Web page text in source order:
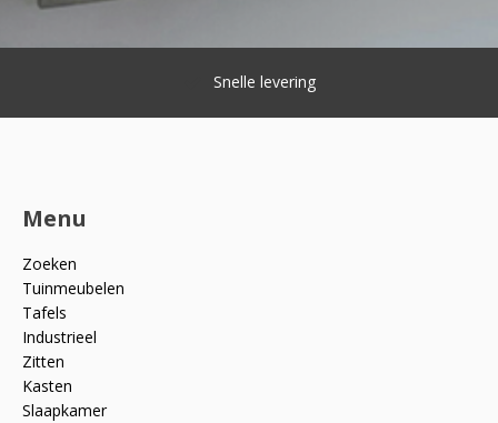
Snelle levering
Menu
Zoeken
Tuinmeubelen
Tafels
Industrieel
Zitten
Kasten
Slaapkamer